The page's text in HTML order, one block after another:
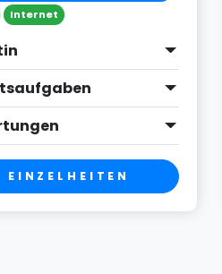
Internet
EINZELHEITEN